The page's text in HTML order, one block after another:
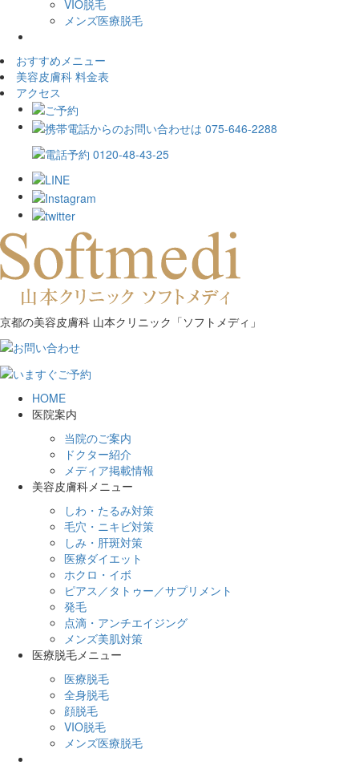
VIO脱毛
メンズ医療脱毛
おすすめメニュー
美容皮膚科 料金表
アクセス
京都の美容皮膚科 山本クリニック「ソフトメディ」
HOME
医院案内
当院のご案内
ドクター紹介
メディア掲載情報
美容皮膚科メニュー
しわ・たるみ対策
毛穴・ニキビ対策
しみ・肝斑対策
医療ダイエット
ホクロ・イボ
ピアス／タトゥー／サプリメント
発毛
点滴・アンチエイジング
メンズ美肌対策
医療脱毛メニュー
医療脱毛
全身脱毛
顔脱毛
VIO脱毛
メンズ医療脱毛